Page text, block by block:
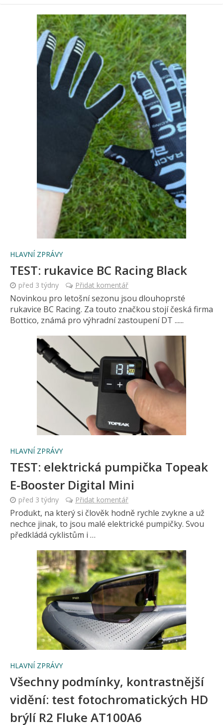
HLAVNÍ ZPRÁVY
TEST: rukavice BC Racing Black
před 3 týdny Přidat komentář
Novinkou pro letošní sezonu jsou dlouhoprsté
rukavice BC Racing. Za touto značkou stojí česká firma
Bottico, známá pro výhradní zastoupení DT ......
HLAVNÍ ZPRÁVY
TEST: elektrická pumpička Topeak
E-Booster Digital Mini
před 3 týdny Přidat komentář
Produkt, na který si člověk hodně rychle zvykne a už
nechce jinak, to jsou malé elektrické pumpičky. Svou
předkládá cyklistům i …
HLAVNÍ ZPRÁVY
Všechny podmínky, kontrastnější
vidění: test fotochromatických HD
brýlí R2 Fluke AT100A6